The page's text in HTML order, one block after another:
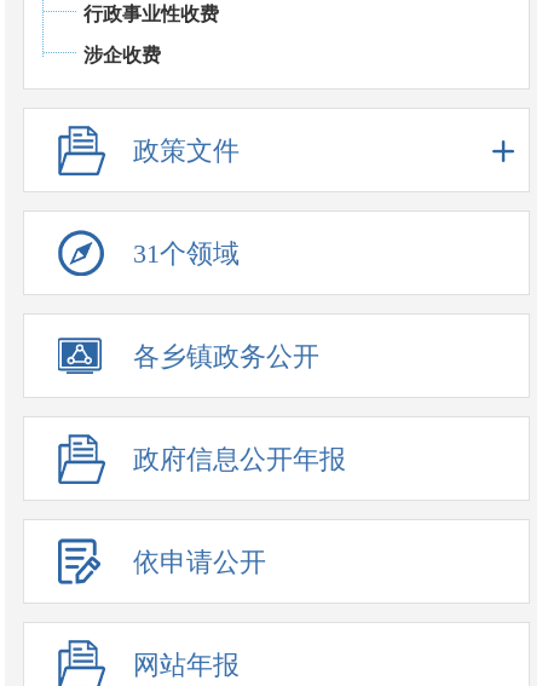
行政事业性收费
涉企收费
政策文件
31个领域
各乡镇政务公开
政府信息公开年报
依申请公开
网站年报